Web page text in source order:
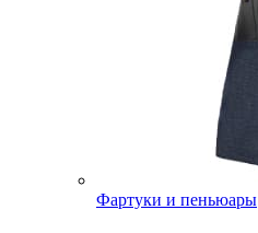
Фартуки и пеньюары